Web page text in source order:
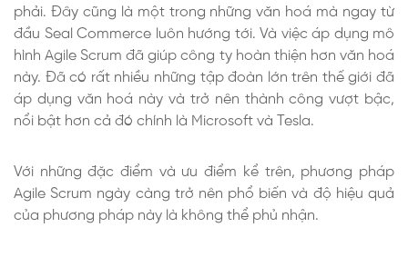
phải. Đây cũng là một trong những văn hoá mà ngay từ
đầu Seal Commerce luôn hướng tới. Và việc áp dụng mô
hình Agile Scrum đã giúp công ty hoàn thiện hơn văn hoá
này. Đã có rất nhiều những tập đoàn lớn trên thế giới đã
áp dụng văn hoá này và trở nên thành công vượt bậc,
nổi bật hơn cả đó chính là Microsoft và Tesla.
Với những đặc điểm và ưu điểm kể trên, phương pháp
Agile Scrum ngày càng trở nên phổ biến và độ hiệu quả
của phương pháp này là không thể phủ nhận.